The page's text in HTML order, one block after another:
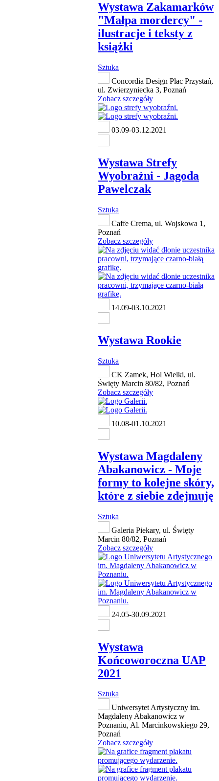
Wystawa Zakamarków
"Małpa mordercy" -
ilustracje i teksty z
książki
Sztuka
Concordia Design Plac Przystań,
ul. Zwierzyniecka 3, Poznań
Zobacz szczegóły
03.09-03.12.2021
Wystawa Strefy
Wyobraźni - Jagoda
Pawelczak
Sztuka
Caffe Crema, ul. Wojskowa 1,
Poznań
Zobacz szczegóły
14.09-03.10.2021
Wystawa Rookie
Sztuka
CK Zamek, Hol Wielki, ul.
Święty Marcin 80/82, Poznań
Zobacz szczegóły
10.08-01.10.2021
Wystawa Magdaleny
Abakanowicz - Moje
formy to kolejne skóry,
które z siebie zdejmuję
Sztuka
Galeria Piekary, ul. Święty
Marcin 80/82, Poznań
Zobacz szczegóły
24.05-30.09.2021
Wystawa
Końcoworoczna UAP
2021
Sztuka
Uniwersytet Artystyczny im.
Magdaleny Abakanowicz w
Poznaniu, Al. Marcinkowskiego 29,
Poznań
Zobacz szczegóły